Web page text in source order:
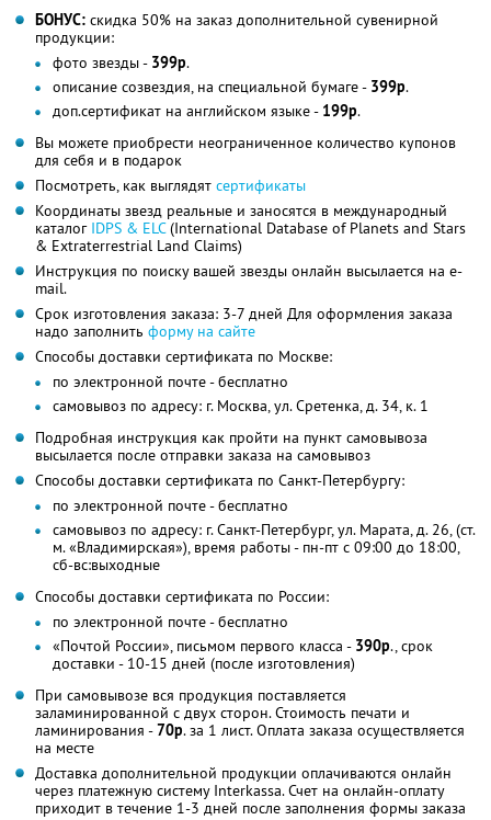
БОНУС: скидка 50% на заказ дополнительной сувенирной
продукции:
фото звезды - 399р.
описание созвездия, на специальной бумаге - 399р.
доп.сертификат на английском языке - 199р.
Вы можете приобрести неограниченное количество купонов
для себя и в подарок
Посмотреть, как выглядят сертификаты
Координаты звезд реальные и заносятся в международный
каталог IDPS & ELC(International Database of Planets and Stars
& Extraterrestrial Land Claims)
Инструкция по поиску вашей звезды онлайн высылается на e-
mail.
Срок изготовления заказа: 3-7 дней Для оформления заказа
надо заполнить форму на сайте
Способы доставки сертификата по Москве:
по электронной почте - бесплатно
самовывоз по адресу: г. Москва, ул. Сретенка, д. 34, к. 1
Подробная инструкция как пройти на пункт самовывоза
высылается после отправки заказа на самовывоз
Способы доставки сертификата по Санкт-Петербургу:
по электронной почте - бесплатно
самовывоз по адресу: г. Санкт-Петербург, ул. Марата, д. 26, (ст.
м. «Владимирская»), время работы - пн-пт с 09:00 до 18:00,
сб-вс:выходные
Способы доставки сертификата по России:
по электронной почте - бесплатно
«Почтой России», письмом первого класса - 390р., срок
доставки - 10-15 дней (после изготовления)
При самовывозе вся продукция поставляется
заламинированной с двух сторон. Стоимость печати и
ламинирования -70р. за 1 лист. Оплата заказа осуществляется
на месте
Доставка дополнительной продукции оплачиваются онлайн
через платежную систему Interkassa. Счет на онлайн-оплату
приходит в течение 1-3 дней после заполнения формы заказа